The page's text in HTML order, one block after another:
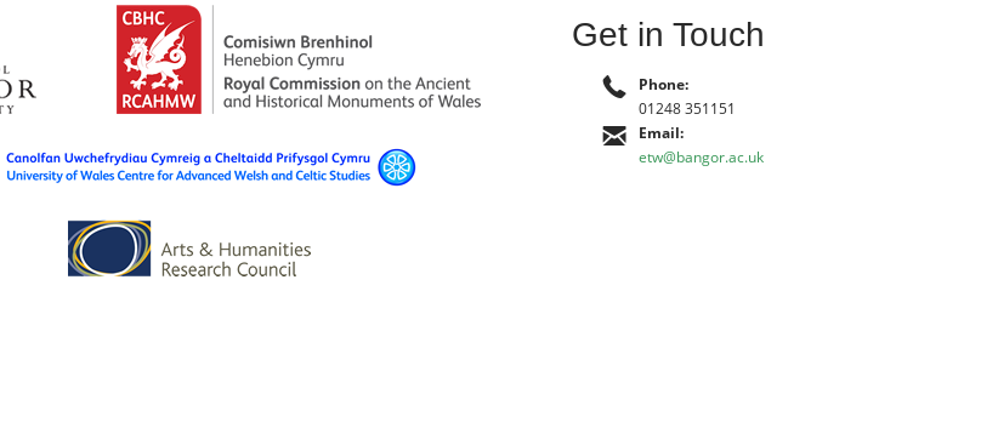
Get in Touch
Phone:
01248 351151
Email:
etw@bangor.ac.uk